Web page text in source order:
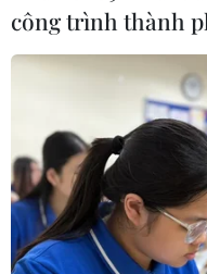
nhiều tuyến giao
mưa bão
06/08/2026 04:34
Đồng Nai cảnh báo
ném vật thể vào
tốc
06/08/2026 04:24
công trình thành